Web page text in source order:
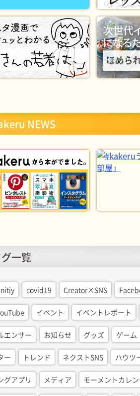
NEWS
一覧
covid19 Creator×SNS
イベント イベントレポート
エンサー お知らせ グッズ ゲーム
ー トレンド ネクストSNS ハウツ
グアプリ メディア モーメントカレ